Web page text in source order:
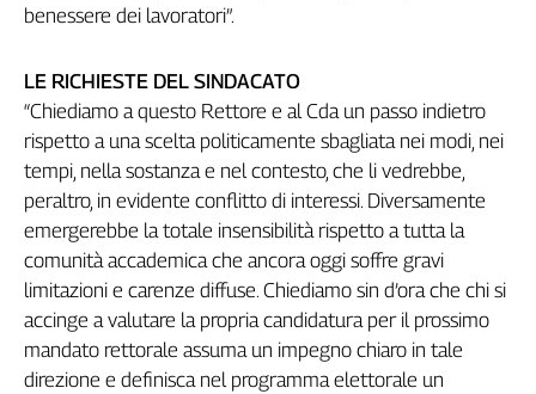
Venezia
Lombardia
Marche
Piemonte
Puglia
Sardegna
Sicilia
Toscana
Trentino
Umbria
benessere dei lavoratori”.
LE RICHIESTE DEL SINDACATO
“Chiediamo a questo Rettore e al Cda un passo indietro
rispetto a una scelta politicamente sbagliata nei modi, nei
tempi, nella sostanza e nel contesto, che li vedrebbe,
peraltro, in evidente conflitto di interessi. Diversamente
emergerebbe la totale insensibilità rispetto a tutta la
comunità accademica che ancora oggi soffre gravi
limitazioni e carenze diffuse. Chiediamo sin d’ora che chi si
accinge a valutare la propria candidatura per il prossimo
mandato rettorale assuma un impegno chiaro in tale
direzione e definisca nel programma elettorale un